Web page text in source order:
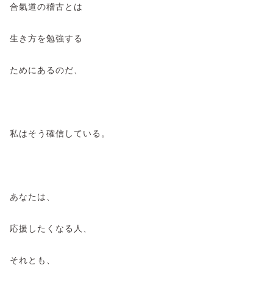
合氣道の稽古とは
生き方を勉強する
ためにあるのだ、
私はそう確信している。
あなたは、
応援したくなる人、
それとも、